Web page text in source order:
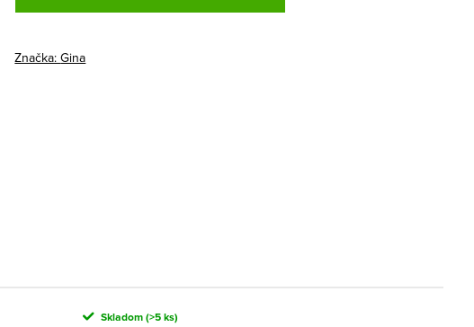
Značka:Gina
Skladom(>5 ks)